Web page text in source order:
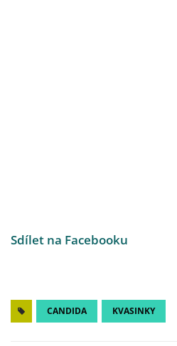
Sdílet na Facebooku
CANDIDA KVASINKY